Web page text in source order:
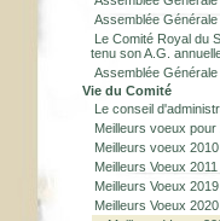
Assemblée Générale
Le Comité Royal du
tenu son A.G.
Assemblée Générale
Vie du Comité
Le conseil
Meilleurs voeux pour
Meilleurs voeux 2010
Meilleurs Voeux 2011
Meilleurs Voeux 2019
Meilleurs Voeux 2020